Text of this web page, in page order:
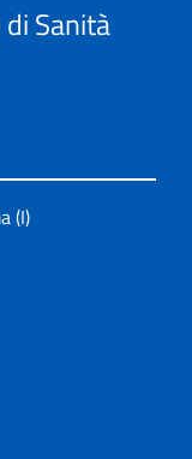
Sanità
(I)